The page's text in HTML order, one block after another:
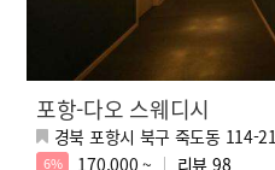
포항-다오 스웨디시
경북 포항시 북구 죽도동 114-21
6% 170,000 ~ 리뷰 98